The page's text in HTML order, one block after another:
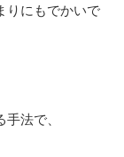
りにもでかいで
法で、